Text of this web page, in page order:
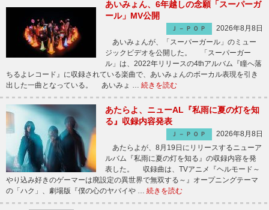
あいみょん、6年越しの念願「スーパーガ
ール」MV公開
Ｊ－ＰＯＰ
2026年8月8日
あいみょんが、「スーパーガール」のミュー
ジックビデオを公開した。 「スーパーガー
ル」は、2022年リリースの4thアルバム『瞳へ落
ちるよレコード』に収録されている楽曲で、あいみょんのボーカル表現を引き
出した一曲となっている。 あいみょ … 続きを読む
あたらよ、ニューAL『私雨に夏の灯を知
る』収録内容発表
Ｊ－ＰＯＰ
2026年8月8日
あたらよが、8月19日にリリースするニューア
ルバム『私雨に夏の灯を知る』の収録内容を発
表した。 収録曲は、TVアニメ『ヘルモード～
やり込み好きのゲーマーは廃設定の異世界で無双する～』オープニングテーマ
の「ハク」、劇場版『僕の心のヤバイや … 続きを読む